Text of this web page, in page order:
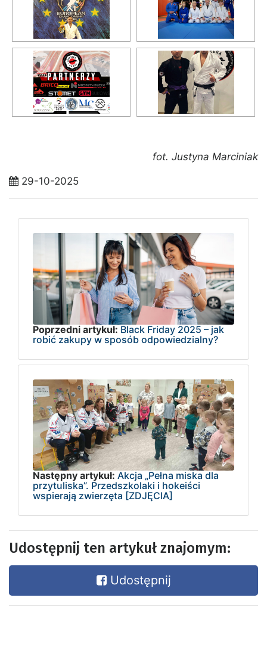
fot. Justyna Marciniak
29-10-2025
Poprzedni artykuł: Black Friday 2025 – jak
robić zakupy w sposób odpowiedzialny?
Następny artykuł: Akcja „Pełna miska dla
przytuliska”. Przedszkolaki i hokeiści
wspierają zwierzęta [ZDJĘCIA]
Udostępnij ten artykuł znajomym:
Udostępnij